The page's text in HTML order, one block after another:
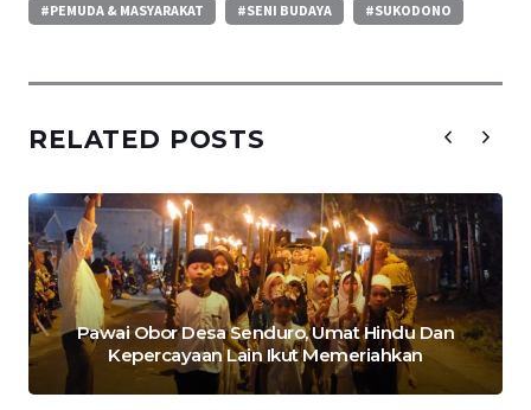
#PEMUDA & MASYARAKAT #SENI BUDAYA #SUKODONO
RELATED POSTS
Pawai Obor Desa Senduro, Umat Hindu Dan
Kepercayaan Lain Ikut Memeriahkan